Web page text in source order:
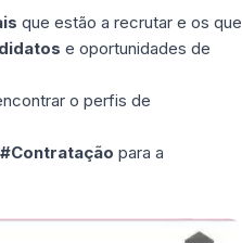
que estão a recrutar e os que
e oportunidades de
o perfis de
para a